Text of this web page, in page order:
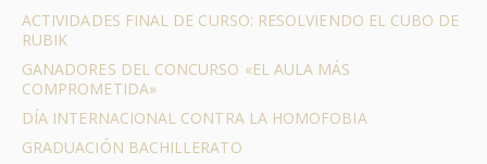
ACTIVIDADES FINAL DE CURSO: RESOLVIENDO EL CUBO DE
RUBIK
GANADORES DEL CONCURSO «EL AULA MÁS
COMPROMETIDA»
DÍA INTERNACIONAL CONTRA LA HOMOFOBIA
GRADUACIÓN BACHILLERATO